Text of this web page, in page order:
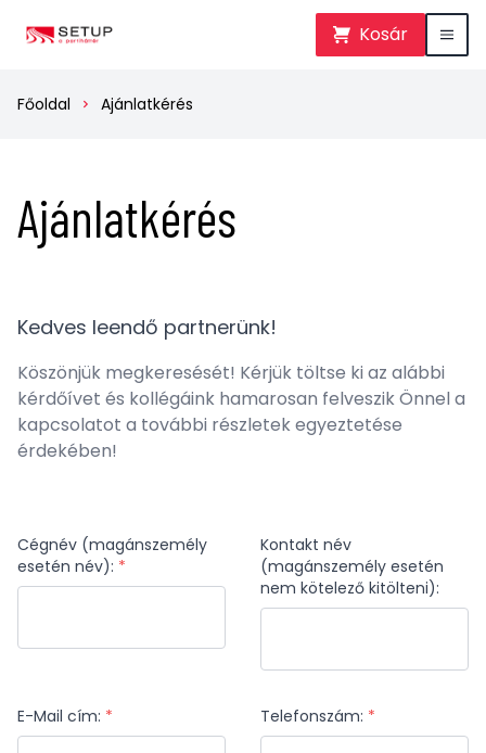
Kosár
Főoldal Ajánlatkérés
Ajánlatkérés
Kedves leendő partnerünk!
Köszönjük megkeresését! Kérjük töltse ki az alábbi
kérdőívet és kollégáink hamarosan felveszik Önnel a
kapcsolatot a további részletek egyeztetése
érdekében!
Cégnév (magánszemély
esetén név): *
Kontakt név
(magánszemély esetén
nem kötelező kitölteni):
E-Mail cím: * Telefonszám: *